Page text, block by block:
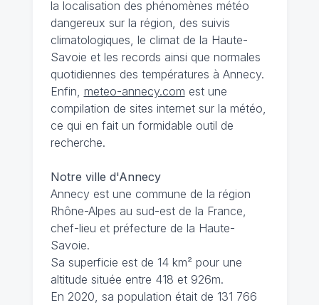
la localisation des phénomènes météo
dangereux sur la région, des suivis
climatologiques, le climat de la Haute-
Savoie et les records ainsi que normales
quotidiennes des températures à Annecy.
Enfin, meteo-annecy.com est une
compilation de sites internet sur la météo,
ce qui en fait un formidable outil de
recherche.
Notre ville d'Annecy
Annecy est une commune de la région
Rhône-Alpes au sud-est de la France,
chef-lieu et préfecture de la Haute-
Savoie.
Sa superficie est de 14 km² pour une
altitude située entre 418 et 926m.
En 2020, sa population était de 131 766